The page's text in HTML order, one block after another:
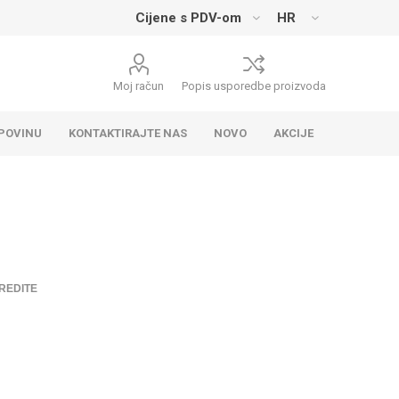
Moj račun Popis usporedbe proizvoda
KONTAKTIRAJTE NAS NOVO AKCIJE